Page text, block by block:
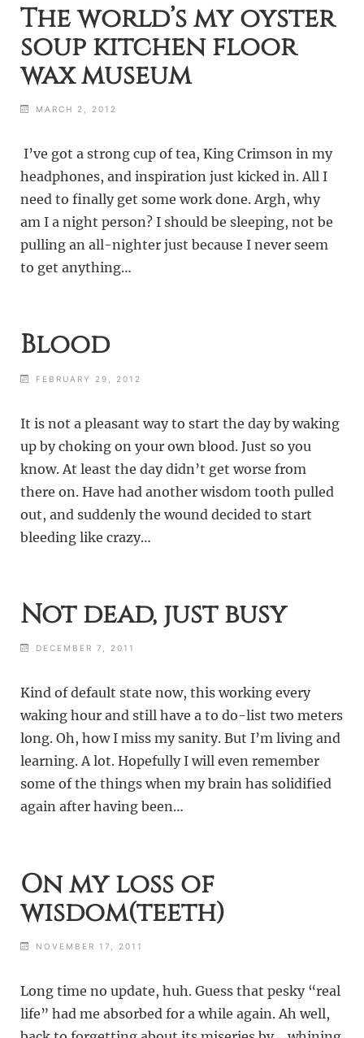
The world’s my oyster
soup kitchen floor
wax museum
MARCH 2, 2012
I’ve got a strong cup of tea, King Crimson in my
headphones, and inspiration just kicked in. All I
need to finally get some work done. Argh, why
am I a night person? I should be sleeping, not be
pulling an all-nighter just because I never seem
to get anything…
Blood
FEBRUARY 29, 2012
It is not a pleasant way to start the day by waking
up by choking on your own blood. Just so you
know. At least the day didn’t get worse from
there on. Have had another wisdom tooth pulled
out, and suddenly the wound decided to start
bleeding like crazy…
Not dead, just busy
DECEMBER 7, 2011
Kind of default state now, this working every
waking hour and still have a to do-list two meters
long. Oh, how I miss my sanity. But I’m living and
learning. A lot. Hopefully I will even remember
some of the things when my brain has solidified
again after having been…
On my loss of
wisdom(teeth)
NOVEMBER 17, 2011
Long time no update, huh. Guess that pesky “real
life” had me absorbed for a while again. Ah well,